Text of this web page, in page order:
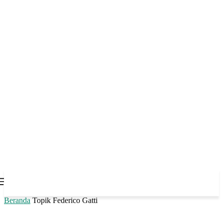
Beranda Topik Federico Gatti